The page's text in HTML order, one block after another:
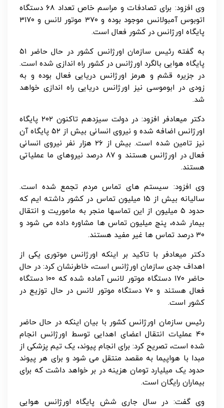
وی افزود: برای تصادفات و مراسم خاص تعداد ۶۸ دستگاه
اتوبوس آمبولانس موجود بوده و ۳۷۰ موتور لانس و ۳۱۷۰
پایگاه اورژانس در کشور فعال است.
به گفته رئیس سازمان اورژانس کشور در حال حاضر ۵۱
پایگاه هوایی بالگرد اورژانس در کشور راه اندازی شده است.
در جزیره قشم و هرمز اورژانس دریایی فعال بوده و به
زودی در ابوموسی نیز اورژانس دریایی راه اندازی خواهد
شد.
دکتر میعادفر افزود: در دولت سیزدهم تاکنون ۲۰۲ پایگاه
اورژانس اضافه شده و نیروی انسانی بیش از ۵۲ پایگاه آن‌
نیز تامین شده است. بیش از ۲۶ هزار نفر نیروی انسانی
فعال در اورژانس هستند و ۸۷ درصد نیروهای ما عملیاتی
هستند.
وی افزود: سیستم های تماس مردم تجمع شده است.
سالیانه بیش از ۱۵ میلیون تماس در کشور داشته ایم که
حدود ۵ میلیون از این تماسها منجر به ماموریت و انتقال
بیمار شده، پنج میلیون تماس ها مشاوره داده می شود و
۳۰ درصد تماس ها غیر مفید هستند.
دکتر میعادفر با تاکید بر اینکه اورژانس موتوری یکی از
اهداف جدی سازمان اورژانس است، خاطرنشان کرد: در حال
حاضر ۱۷۰ دستگاه موتور لانس آماده شده که ۱۰۰ دستگاه
فعال هستند و ۷۰ دستگاه موتور لانس در حال توزیع در
کشور است.
رئیس سازمان اورژانس کشور با بیان اینکه در حال حاضر
۴۰ عملیات انتقال اعضای اهدایی توسط اورژانس انجام
شده است، تصریح کرد: برای انجام پیوند، یک تیم پزشکی از
مبدا با هواپیما به مقصد منتقل می شود و برای هر پیوند
حدود یک میلیارد تومان هزینه در بر خواهد داشت که برای
بیماران رایگان است.
وی گفت: در سال جاری شش پایگاه اورژانس هوایی